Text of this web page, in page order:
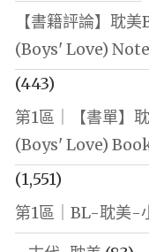
【書籍評論】耽
(Boys' Love)
(443)
第1區｜【書單】
(Boys' Love)
(1,551)
第1區｜BL-耽美-